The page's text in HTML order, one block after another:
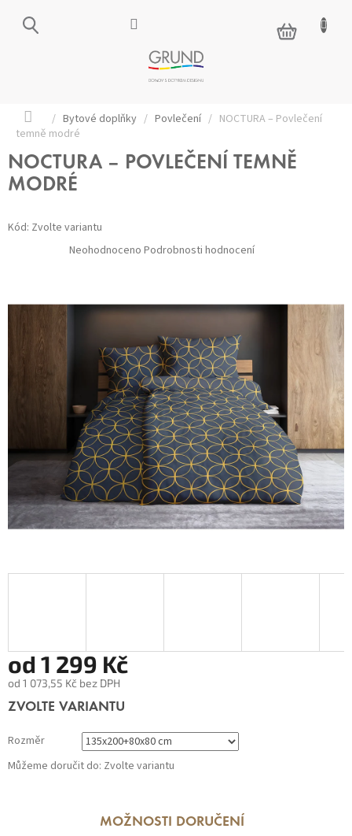
NÁKUPNÍ
KOŠÍK
Domů
/ Bytové doplňky / Povlečení / NOCTURA – Povlečení
temně modré
NOCTURA – POVLEČENÍ TEMNĚ
MODRÉ
Kód: Zvolte variantu
Průměrné
hodnocení
hvězdiček.
Neohodnoceno Podrobnosti hodnocení
od 1 299 Kč
od 1 073,55 Kč bez DPH
Měrná
ZVOLTE VARIANTU
Rozměr
Můžeme doručit do: Zvolte variantu
MOŽNOSTI DORUČENÍ